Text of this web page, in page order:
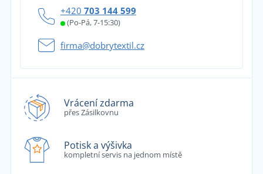
+420 703 144 599
(Po-Pá, 7-15:30)
firma@dobrytextil.cz
Vrácení zdarma
přes Zásilkovnu
Potisk a výšivka
kompletní servis na jednom místě